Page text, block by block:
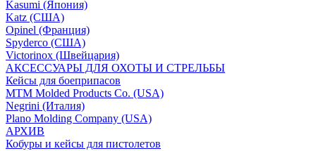
Kasumi (Япония)
Katz (США)
Opinel (Франция)
Spyderco (США)
Victorinox (Швейцария)
АКСЕССУАРЫ ДЛЯ ОХОТЫ И СТРЕЛЬБЫ
Кейсы для боеприпасов
MTM Molded Products Co. (USA)
Negrini (Италия)
Plano Molding Company (USA)
АРХИВ
Кобуры и кейсы для пистолетов